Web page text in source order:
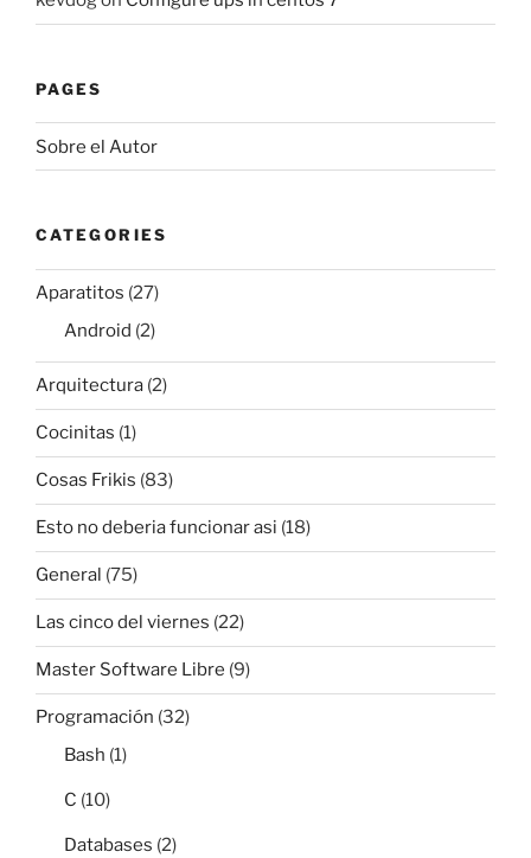
PAGES
Sobre el Autor
CATEGORIES
Aparatitos (27)
Android (2)
Arquitectura (2)
Cocinitas (1)
Cosas Frikis (83)
Esto no deberia funcionar asi (18)
General (75)
Las cinco del viernes (22)
Master Software Libre (9)
Programación (32)
Bash (1)
C (10)
Databases (2)